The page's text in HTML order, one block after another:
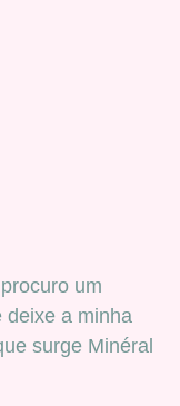
um
deixe a minha
surge Minéral